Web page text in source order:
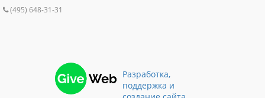
(495) 648-31-31
Разработка,
поддержка и